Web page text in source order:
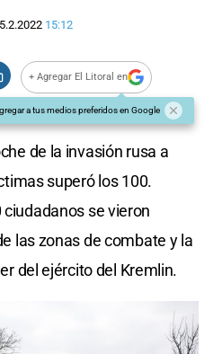
15:12
+ Agregar El Litoral en
a tus medios preferidos en Google
de la invasión rusa a
superó los 100.
se vieron
las zonas de combate y la
del ejército del Kremlin.